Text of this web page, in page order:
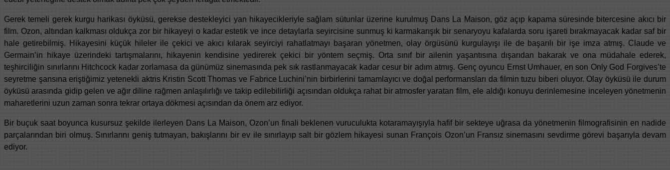
Gerek temeli gerek kurgu harikası öyküsü, gerekse destekleyici yan hikayecikleriyle sağlam sütunlar üzerine kurulmuş Dans La Maison, göz açıp kapama süresinde bitercesine akıcı bir
film. Ozon, altından kalkması oldukça zor bir hikayeyi o kadar estetik ve ince detaylarla seyircisine sunmuş ki karmakarışık bir senaryoyu kafalarda soru işareti bırakmayacak kadar saf bir
hale getirebilmiş. Hikayesini küçük hileler ile çekici ve akıcı kılarak seyirciyi rahatlatmayı başaran yönetmen, olay örgüsünü kurgulayışı ile de başarılı bir işe imza atmış. Claude ve
Germain’in hikaye üzerindeki tartışmalarını, hikayenin kendisine yedirerek çekici bir yöntem seçmiş. Orta sınıf bir ailenin yaşantısına dışarıdan bakarak ve ona müdahale ederek,
teşhirciliğin sınırlarını Hitchcock kadar zorlamasa da günümüz sinemasında pek sık rastlanmayacak kadar cesur bir adım atmış. Genç oyuncu Ernst Umhauer, en son Only God Forgives’te
seyretme şansına eriştiğimiz yetenekli aktris Kristin Scott Thomas ve Fabrice Luchini’nin birbirlerini tamamlayıcı ve doğal performansları da filmin tuzu biberi oluyor. Olay öyküsü ile durum
öyküsü arasında gidip gelen ve ağır diline rağmen anlaşılırlığı ve takip edilebilirliği açısından oldukça rahat bir atmosfer yaratan film, ele aldığı konuyu derinlemesine inceleyen yönetmenin
maharetlerini uzun zaman sonra tekrar ortaya dökmesi açısından da önem arz ediyor.
Bir buçuk saat boyunca kusursuz şekilde ilerleyen Dans La Maison, Ozon’un finali beklenen vuruculukta kotaramayışıyla hafif bir sekteye uğrasa da yönetmenin filmografisinin en nadide
parçalarından biri olmuş. Sınırlarını geniş tutmayan, bakışlarını bir ev ile sınırlayıp salt bir gözlem hikayesi sunan François Ozon’un Fransız sinemasını sevdirme görevi başarıyla devam
ediyor.